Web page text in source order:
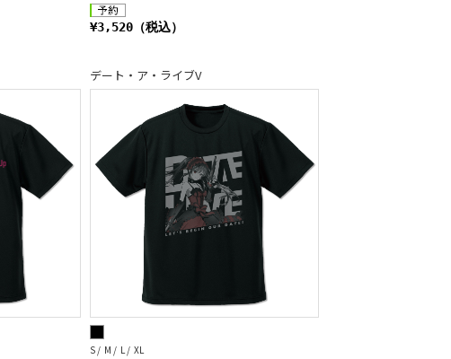
¥3,520（税込）
デート・ア・ライブV
S / M / L / XL